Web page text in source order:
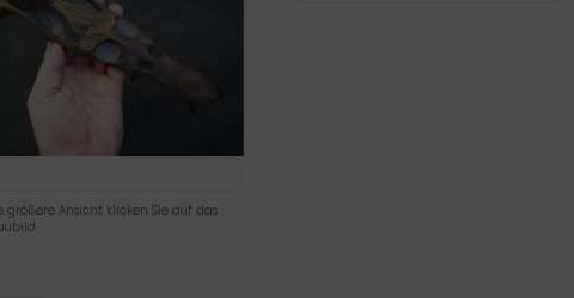
größere Ansicht klicken Sie auf das